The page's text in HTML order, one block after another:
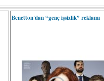
Benetton'dan “genç işsizlik” reklamı